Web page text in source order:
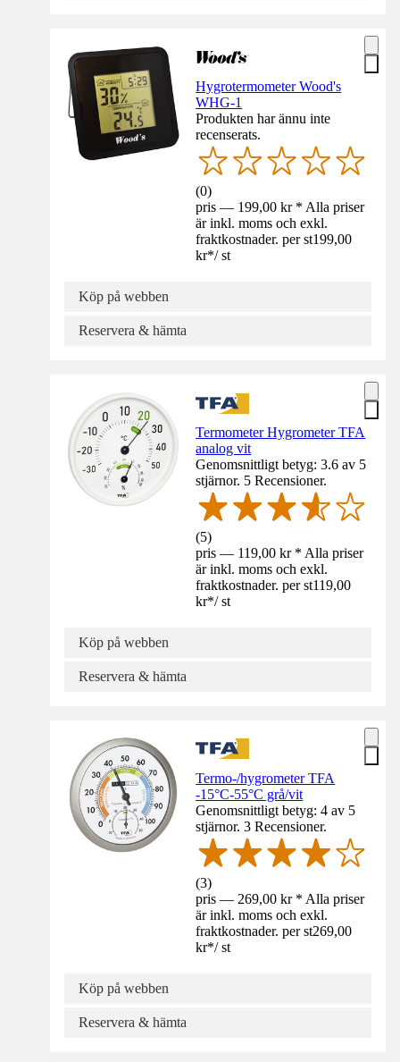
Hygrotermometer Wood's
WHG-1
Produkten har ännu inte
recenserats.
(0)
pris — 199,00 kr * Alla priser
är inkl. moms och exkl.
fraktkostnader. per st199,00
kr*/ st
Köp på webben
Reservera & hämta
Termometer Hygrometer TFA
analog vit
Genomsnittligt betyg: 3.6 av 5
stjärnor. 5 Recensioner.
(5)
pris — 119,00 kr * Alla priser
är inkl. moms och exkl.
fraktkostnader. per st119,00
kr*/ st
Köp på webben
Reservera & hämta
Termo-/hygrometer TFA
-15°C-55°C grå/vit
Genomsnittligt betyg: 4 av 5
stjärnor. 3 Recensioner.
(3)
pris — 269,00 kr * Alla priser
är inkl. moms och exkl.
fraktkostnader. per st269,00
kr*/ st
Köp på webben
Reservera & hämta